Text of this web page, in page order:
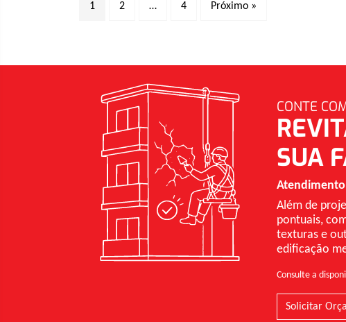
1 2 … 4 Próximo »
CONTE
SUA
Além de
pontuais,
texturas e
edificação
Consulte a
Solicitar